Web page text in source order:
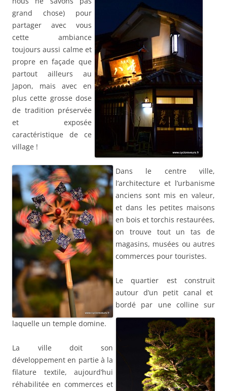
grand chose) pour
partager avec vous
cette ambiance
toujours aussi calme et
propre en façade que
partout ailleurs au
Japon, mais avec en
plus cette grosse dose
de tradition préservée
et exposée
caractéristique de ce
village !
Dans le centre ville,
l’architecture et l’urbanisme
anciens sont mis en valeur,
et dans les petites maisons
en bois et torchis restaurées,
on trouve tout un tas de
magasins, musées ou autres
commerces pour touristes.
Le quartier est construit
autour d’un petit canal et
bordé par une colline sur
laquelle un temple domine.
La ville doit son
développement en partie à la
filature textile, aujourd’hui
réhabilitée en commerces et